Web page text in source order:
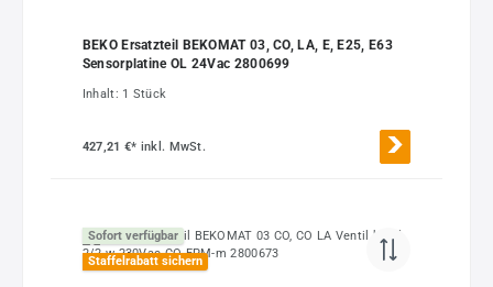
BEKO Ersatzteil BEKOMAT 03, CO, LA, E, E25, E63
Sensorplatine OL 24Vac 2800699
Inhalt: 1 Stück
427,21 €* inkl. MwSt.
Sofort verfügbar
Staffelrabatt sichern